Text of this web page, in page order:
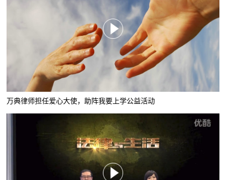
万典律师担任爱心大使，助阵我要上学公益活动